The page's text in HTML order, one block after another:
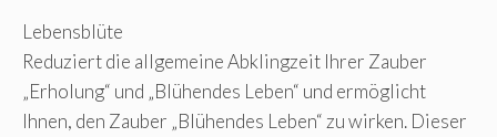
Lebensblüte
Reduziert die allgemeine Abklingzeit Ihrer Zauber
„Erholung“ und „Blühendes Leben“ und ermöglicht
Ihnen, den Zauber „Blühendes Leben“ zu wirken. Dieser